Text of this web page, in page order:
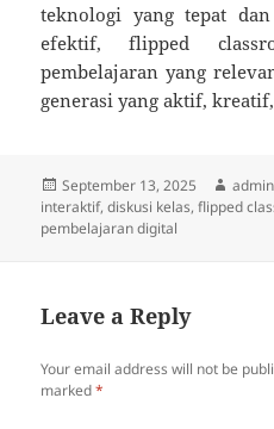
teknologi yang tepat
efektif, flipped
pembelajaran yang
generasi yang aktif,
Posted
on
September 13, 2025 Author
admin
interaktif,diskusi kelas,flipped
pembelajaran digital
Leave a Reply
Your email address will not be
marked*